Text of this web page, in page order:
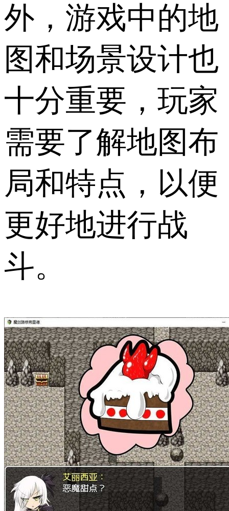
外，游戏中的地
图和场景设计也
十分重要，玩家
需要了解地图布
局和特点，以便
更好地进行战
斗。